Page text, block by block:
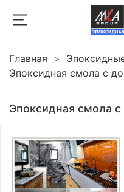
Главная
Эпоксидная смола с
Эпоксидная смола